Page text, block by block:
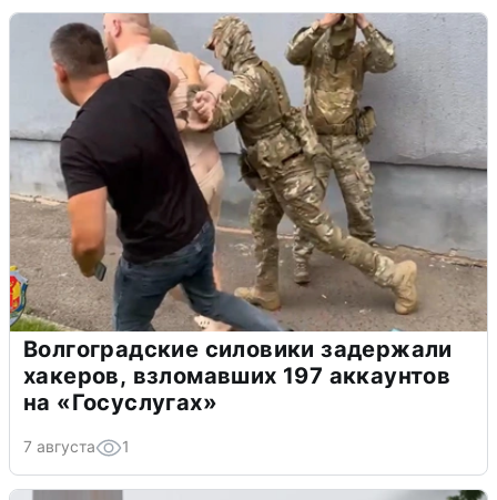
Волгоградские силовики задержали
хакеров, взломавших 197 аккаунтов
на «Госуслугах»
7 августа 1